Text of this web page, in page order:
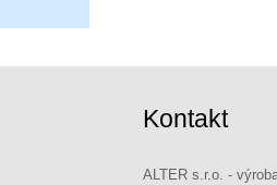
Kontakt
ALTER s.r.o. -